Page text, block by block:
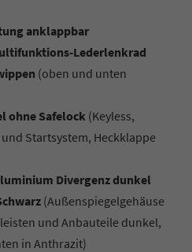
anklappbar
Lederlenkrad
(oben und unten
ohne Safelock (Keyless,
Startsystem, Heckklappe
Divergenz dunkel
(Außenspiegelgehäuse
und Anbauteile dunkel,
in Anthrazit)